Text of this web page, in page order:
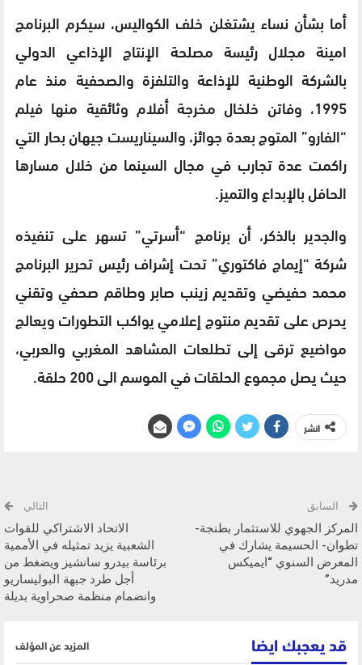
أما بشأن نساء يشتغلن خلف الكواليس، سيكرم البرنامج
امينة مجلال رئيسة مصلحة الإنتاج الإذاعي الدولي
بالشركة الوطنية للإذاعة والتلفزة والصحفية منذ عام
1995، وفاتن خلخال مخرجة أفلام وثائقية منها فيلم
“الفارو” المتوج بعدة جوائز، والسيناريست جيهان بحار التي
راكمت عدة تجارب في مجال السينما من خلال مسارها
الحافل بالإبداع والتميز.
والجدير بالذكر، أن برنامج “أسرتي” تسهر على تنفيذه
شركة “إيماج فاكتوري” تحت إشراف رئيس تحرير البرنامج
محمد حفيضي وتقديم زينب صابر وطاقم صحفي وتقني
يحرص على تقديم منتوج إعلامي يواكب التطورات ويعالج
مواضيع ترقى إلى تطلعات المشاهد المغربي والعربي،
حيث يصل مجموع الحلقات في الموسم الى 200 حلقة.
انشر
السابق
المركز الجهوي للاستثمار بطنجة-
تطوان- الحسيمة يشارك في
المعرض السنوي “ايميكس
مدريد”
التالي
الاتحاد الاشتراكي للقوات
الشعبية يزيد تمثيله في الأممية
برئاسة بيدرو سانشيز ويضغط من
أجل طرد جبهة البوليساريو
وانضمام منظمة صحراوية بديلة
قد يعجبك ايضا المزيد عن المؤلف